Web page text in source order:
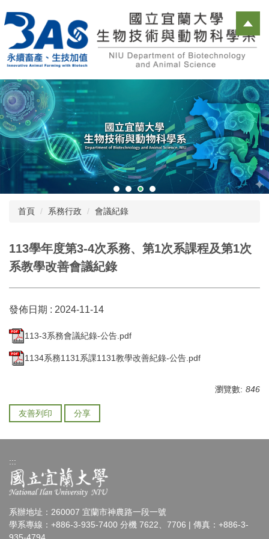
到
要
內
區
首頁 系務行政 會議紀錄
113學年度第3-4次系務、第1次系課程及第1次
系教學改善會議紀錄
發佈日期 : 2024-11-14
113-3系務會議紀錄-公告.pdf
1134系務1131系課1131教學改善紀錄-公告.pdf
瀏覽數: 846
友善列印 分享
:::
系辦地址：260007 宜蘭市神農路一段一號
學系專線：+886-3-935-7400 分機 7622、7706 | 傳真：+886-3-